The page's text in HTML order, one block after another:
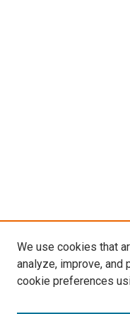
We use cookies that
analyze, improve, and
cookie preferences